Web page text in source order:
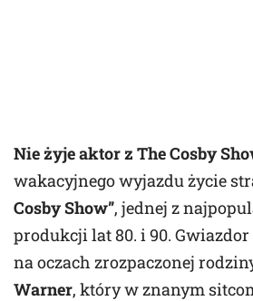
Nie żyje aktor z The Cosby
wakacyjnego wyjazdu życie
Cosby Show”, jednej z
produkcji lat 80. i 90. Gwiazdor
na oczach zrozpaczonej
Warner, który w znanym